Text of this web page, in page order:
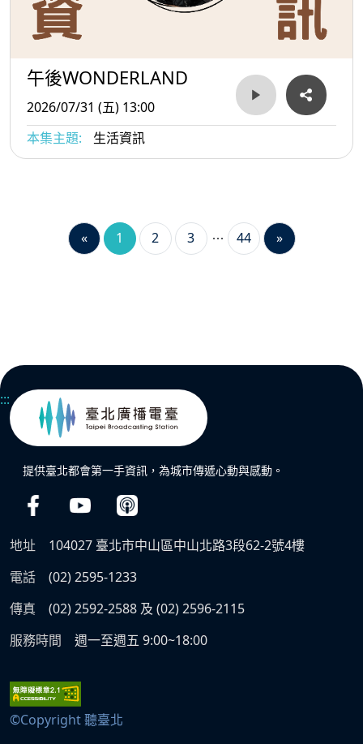
午後WONDERLAND
2026/07/31 (五) 13:00
本集主題:
生活資訊
« 1 2 3 44 »
:::
提供臺北都會第一手資訊，為城市傳遞心動與感動。
地址
104027 臺北市中山區中山北路3段62-2號4樓
電話
(02) 2595-1233
傳真
(02) 2592-2588 及 (02) 2596-2115
服務時間
週一至週五 9:00~18:00
©Copyright 聽臺北